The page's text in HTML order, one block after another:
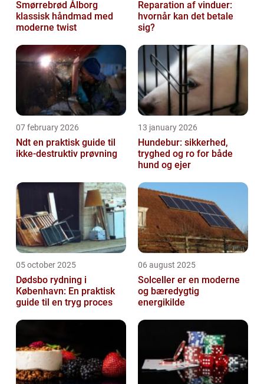
Smørrebrød Ålborg
klassisk håndmad med
moderne twist
Reparation af vinduer:
hvornår kan det betale
sig?
07 february 2026
Ndt en praktisk guide til
ikke-destruktiv prøvning
13 january 2026
Hundebur: sikkerhed,
tryghed og ro for både
hund og ejer
05 october 2025
Dødsbo rydning i
København: En praktisk
guide til en tryg proces
06 august 2025
Solceller er en moderne
og bæredygtig
energikilde